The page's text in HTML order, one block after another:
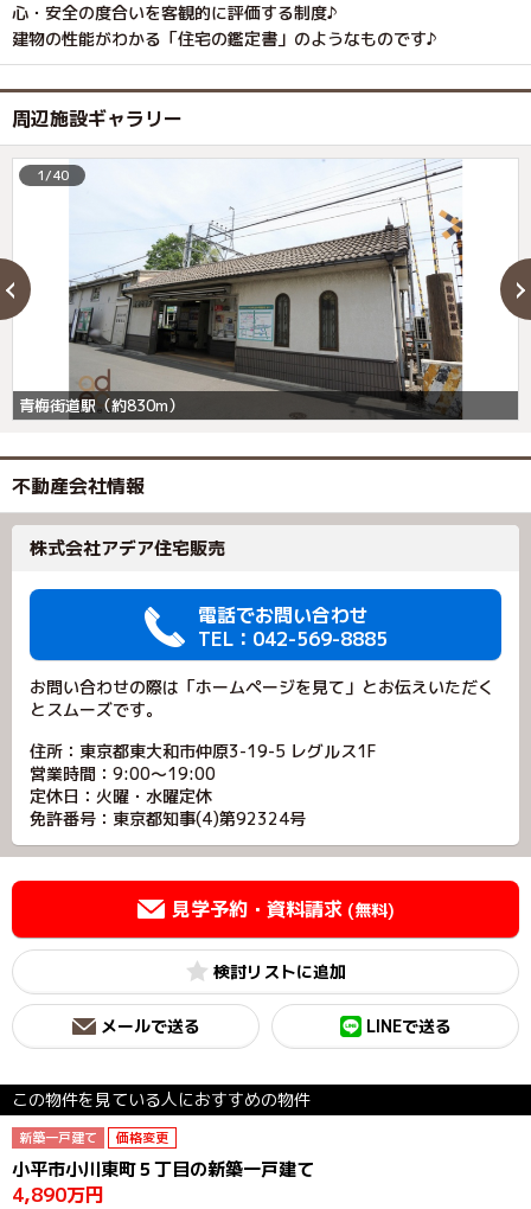
心・安全の度合いを客観的に評価する制度♪
建物の性能がわかる「住宅の鑑定書」のようなものです♪
周辺施設ギャラリー
青梅街道駅（約830m）
1/40
不動産会社情報
株式会社アデア住宅販売
電話でお問い合わせ
TEL：042-569-8885
お問い合わせの際は「ホームページを見て」とお伝えいただく
とスムーズです。
住所：東京都東大和市仲原3-19-5 レグルス1F
営業時間：9:00～19:00
定休日：火曜・水曜定休
免許番号：東京都知事(4)第92324号
見学予約・資料請求 (無料)
検討リスト
メールで送る LINEで送る
この物件を見ている人におすすめの物件
新築一戸建て 価格変更
小平市小川東町５丁目の新築一戸建て
4,890万円